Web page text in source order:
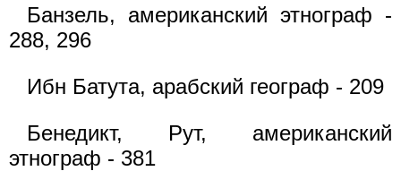
Банзель, американский этнограф -
288, 296
Ибн Батута, арабский географ - 209
Бенедикт, Рут, американский
этнограф - 381